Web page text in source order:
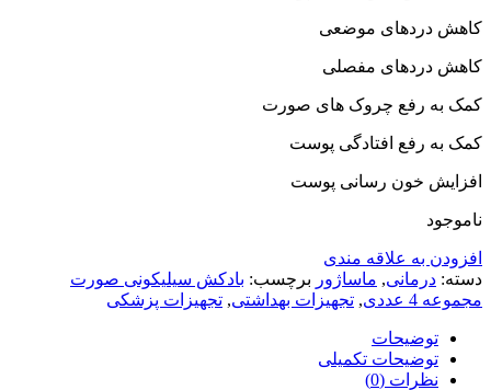
کاهش دردهای موضعی
کاهش دردهای مفصلی
کمک به رفع چروک های صورت
کمک به رفع افتادگی پوست
افزایش خون رسانی پوست
ناموجود
افزودن به علاقه مندی
دسته: درمانی, ماساژور برچسب: بادکش سیلیکونی صورت
مجموعه 4 عددی
, تجهیزات بهداشتی, تجهیزات پزشکی
توضیحات
توضیحات تکمیلی
نظرات (0)